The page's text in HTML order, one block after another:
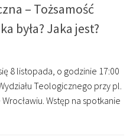
– Tożsamość
była? Jaka jest?
8 listopada, o godzinie 17:00
Teologicznego przy pl.
Wstęp na spotkanie